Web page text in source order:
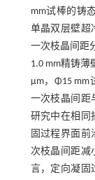
mm试棒的铸
单晶双层壁超
一次枝晶间距
1.0 mm精铸薄
μm，Φ15 mm
一次枝晶间距
研究中在相同
固过程界面
次枝晶间距减
言，定向凝